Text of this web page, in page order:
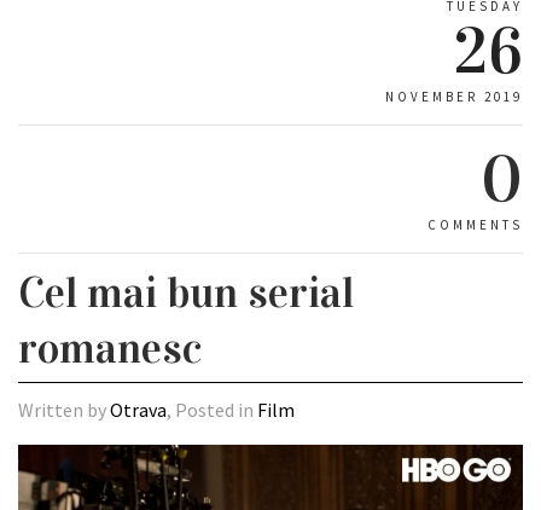
TUESDAY
26
NOVEMBER 2019
0
COMMENTS
Cel mai bun serial
romanesc
Written byOtrava, Posted in Film